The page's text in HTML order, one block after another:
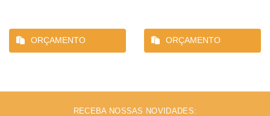
ORÇAMENTO ORÇAMENTO
RECEBA NOSSAS NOVIDADES: